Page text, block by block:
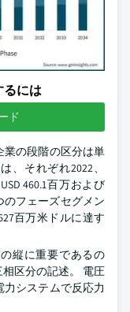
るには
ド
業の段階の区分は単
、それぞれ2022、
460.1百万および
のフェーズセグメン
百万米ドルに達す
縦に重要であるの
区分の記述。 電圧
システムで反応力